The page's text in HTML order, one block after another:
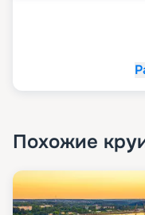
Похожие